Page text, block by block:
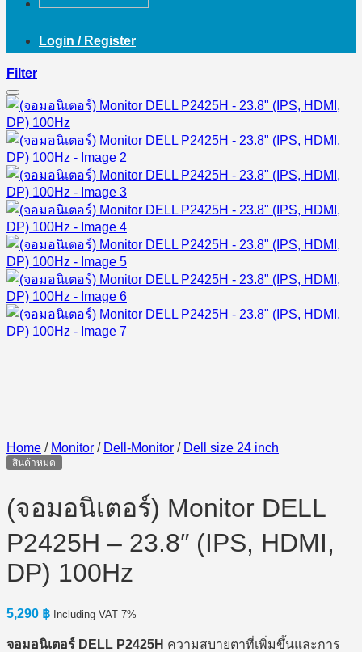
Login / Register
Filter
Home / Monitor / Dell-Monitor / Dell size 24 inch
สินค้าหมด
(จอมอนิเตอร์) Monitor DELL
P2425H – 23.8″ (IPS, HDMI,
DP) 100Hz
5,290 ฿ Including VAT 7%
จอมอนิเตอร์ DELL P2425H ความสบายตาที่เพิ่มขึ้นและการ